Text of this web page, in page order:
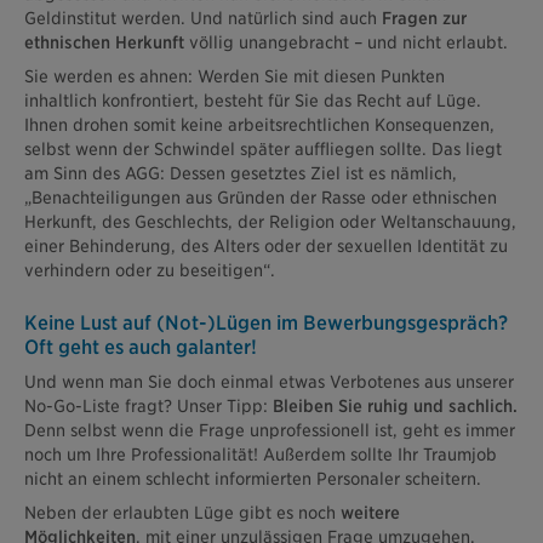
Geldinstitut werden. Und natürlich sind auch Fragen zur
ethnischen Herkunft völlig unangebracht – und nicht erlaubt.
Sie werden es ahnen: Werden Sie mit diesen Punkten
inhaltlich konfrontiert, besteht für Sie das Recht auf Lüge.
Ihnen drohen somit keine arbeitsrechtlichen Konsequenzen,
selbst wenn der Schwindel später auffliegen sollte. Das liegt
am Sinn des AGG: Dessen gesetztes Ziel ist es nämlich,
„Benachteiligungen aus Gründen der Rasse oder ethnischen
Herkunft, des Geschlechts, der Religion oder Weltanschauung,
einer Behinderung, des Alters oder der sexuellen Identität zu
verhindern oder zu beseitigen“.
Keine Lust auf (Not-)Lügen im Bewerbungsgespräch?
Oft geht es auch galanter!
Und wenn man Sie doch einmal etwas Verbotenes aus unserer
No-Go-Liste fragt? Unser Tipp: Bleiben Sie ruhig und sachlich.
Denn selbst wenn die Frage unprofessionell ist, geht es immer
noch um Ihre Professionalität! Außerdem sollte Ihr Traumjob
nicht an einem schlecht informierten Personaler scheitern.
Neben der erlaubten Lüge gibt es noch weitere
Möglichkeiten, mit einer unzulässigen Frage umzugehen.